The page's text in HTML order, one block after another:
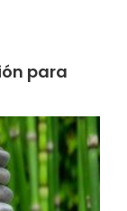
para